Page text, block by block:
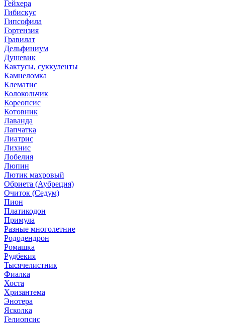
Гейхера
Гибискус
Гипсофила
Гортензия
Гравилат
Дельфиниум
Душевик
Кактусы, суккуленты
Камнеломка
Клематис
Колокольчик
Кореопсис
Котовник
Лаванда
Лапчатка
Лиатрис
Лихнис
Лобелия
Люпин
Лютик махровый
Обриета (Аубреция)
Очиток (Седум)
Пион
Платикодон
Примула
Разные многолетние
Рододендрон
Ромашка
Рудбекия
Тысячелистник
Фиалка
Хоста
Хризантема
Энотера
Ясколка
Гелиопсис